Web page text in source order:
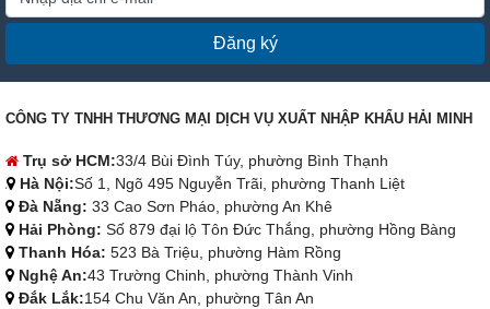
Đăng ký
CÔNG TY TNHH THƯƠNG MẠI DỊCH VỤ XUẤT NHẬP KHẨU HẢI MINH
Trụ sở HCM:33/4 Bùi Đình Túy, phường Bình Thạnh
Hà Nội:Số 1, Ngõ 495 Nguyễn Trãi, phường Thanh Liệt
Đà Nẵng: 33 Cao Sơn Pháo, phường An Khê
Hải Phòng: Số 879 đại lộ Tôn Đức Thắng, phường Hồng Bàng
Thanh Hóa: 523 Bà Triệu, phường Hàm Rồng
Nghệ An:43 Trường Chinh, phường Thành Vinh
Đắk Lắk:154 Chu Văn An, phường Tân An